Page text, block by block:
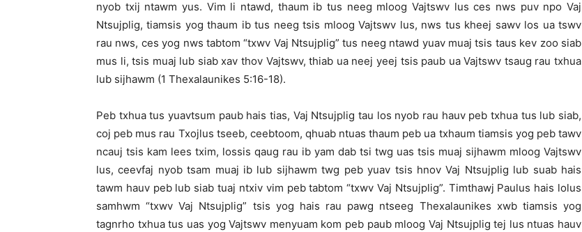
nyob txij ntawm yus. Vim li ntawd, thaum ib tus neeg mloog Vajtswv lus ces nws puv npo Vaj
Ntsujplig, tiamsis yog thaum ib tus neeg tsis mloog Vajtswv lus, nws tus kheej sawv los ua tswv
rau nws, ces yog nws tabtom “txwv Vaj Ntsujplig” tus neeg ntawd yuav muaj tsis taus kev zoo siab
mus li, tsis muaj lub siab xav thov Vajtswv, thiab ua neej yeej tsis paub ua Vajtswv tsaug rau txhua
lub sijhawm (1 Thexalaunikes 5:16-18).
Peb txhua tus yuavtsum paub hais tias, Vaj Ntsujplig tau los nyob rau hauv peb txhua tus lub siab,
coj peb mus rau Txojlus tseeb, ceebtoom, qhuab ntuas thaum peb ua txhaum tiamsis yog peb tawv
ncauj tsis kam lees txim, lossis qaug rau ib yam dab tsi twg uas tsis muaj sijhawm mloog Vajtswv
lus, ceevfaj nyob tsam muaj ib lub sijhawm twg peb yuav tsis hnov Vaj Ntsujplig lub suab hais
tawm hauv peb lub siab tuaj ntxiv vim peb tabtom “txwv Vaj Ntsujplig”. Timthawj Paulus hais lolus
samhwm “txwv Vaj Ntsujplig” tsis yog hais rau pawg ntseeg Thexalaunikes xwb tiamsis yog
tagnrho txhua tus uas yog Vajtswv menyuam kom peb paub mloog Vaj Ntsujplig tej lus ntuas hauv